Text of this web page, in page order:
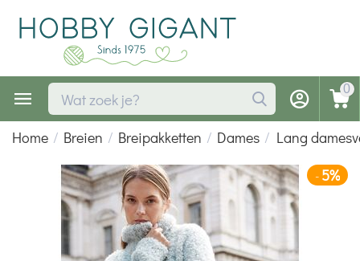
0
Home / Breien / Breipakketten / Dames / Lang
-5%